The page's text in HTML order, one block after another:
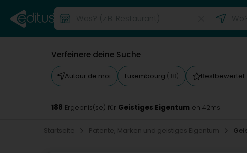
Verfeinere deine Suche
Autour de moi Luxembourg (118) Bestbewertet
188 Ergebnis(se) für Geistiges Eigentum en 42ms
Startseite Patente, Marken und geistiges Eigentum